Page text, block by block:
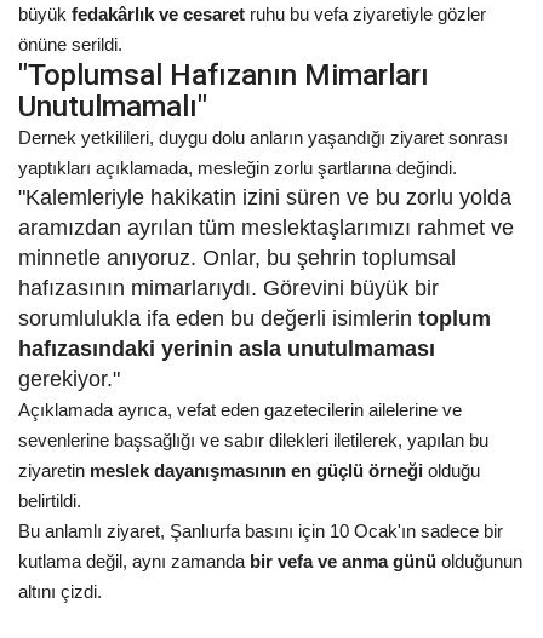
büyük fedakârlık ve cesaret ruhu bu vefa ziyaretiyle gözler
önüne serildi.
"Toplumsal Hafızanın Mimarları
Unutulmamalı"
Dernek yetkilileri, duygu dolu anların yaşandığı ziyaret sonrası
yaptıkları açıklamada, mesleğin zorlu şartlarına değindi.
"Kalemleriyle hakikatin izini süren ve bu zorlu yolda
aramızdan ayrılan tüm meslektaşlarımızı rahmet ve
minnetle anıyoruz. Onlar, bu şehrin toplumsal
hafızasının mimarlarıydı. Görevini büyük bir
sorumlulukla ifa eden bu değerli isimlerin toplum
hafızasındaki yerinin asla unutulmaması
gerekiyor."
Açıklamada ayrıca, vefat eden gazetecilerin ailelerine ve
sevenlerine başsağlığı ve sabır dilekleri iletilerek, yapılan bu
ziyaretin meslek dayanışmasının en güçlü örneği olduğu
belirtildi.
Bu anlamlı ziyaret, Şanlıurfa basını için 10 Ocak'ın sadece bir
kutlama değil, aynı zamanda bir vefa ve anma günü olduğunun
altını çizdi.